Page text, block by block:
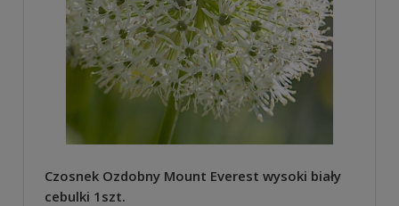
Czosnek Ozdobny Mount Everest wysoki biały
cebulki 1szt.